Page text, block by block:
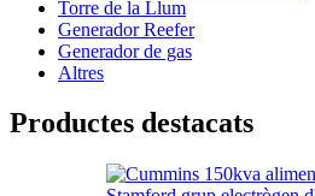
Torre de la Llum
Generador Reefer
Generador de gas
Altres
Productes destacats